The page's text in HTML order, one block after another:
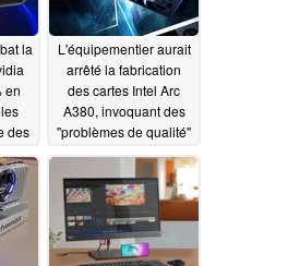
la
en
des
L'équipementier aurait
arrêté la fabrication
des cartes Intel Arc
A380, invoquant des
"problèmes de qualité"
08/07/2022